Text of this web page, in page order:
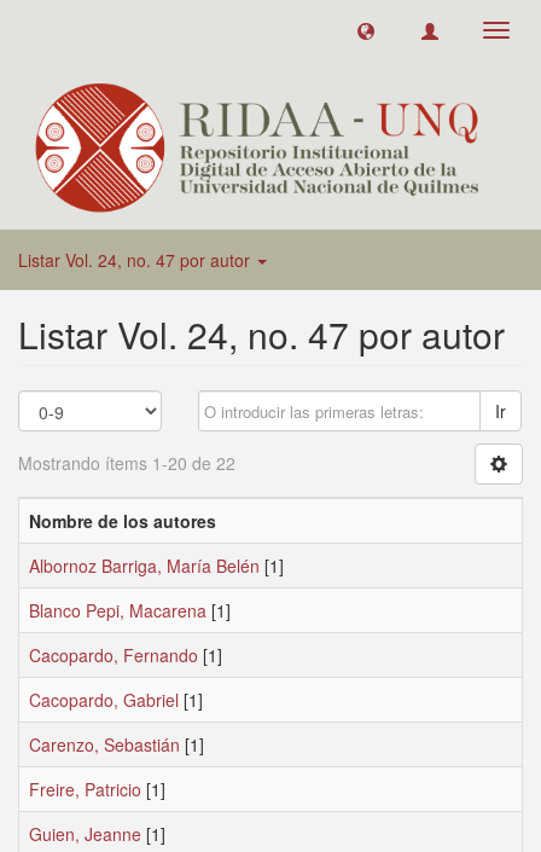
Listar Vol. 24, no. 47 por autor
Listar Vol. 24, no. 47 por autor
Ir
Mostrando ítems 1-20 de 22
Nombre de los autores
Albornoz Barriga, María Belén [1]
Blanco Pepi, Macarena [1]
Cacopardo, Fernando [1]
Cacopardo, Gabriel [1]
Carenzo, Sebastián [1]
Freire, Patricio [1]
Guien, Jeanne [1]